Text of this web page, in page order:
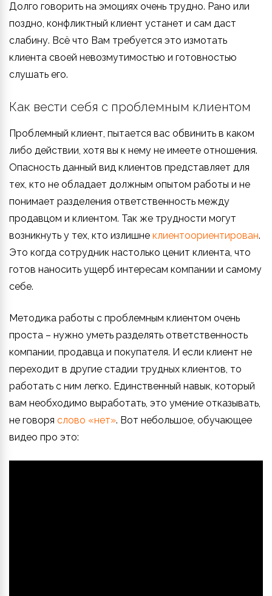
Долго говорить на эмоциях очень трудно. Рано или
поздно, конфликтный клиент устанет и сам даст
слабину. Всё что Вам требуется это измотать
клиента своей невозмутимостью и готовностью
слушать его.
Как вести себя с проблемным клиентом
Проблемный клиент, пытается вас обвинить в каком
либо действии, хотя вы к нему не имеете отношения.
Опасность данный вид клиентов представляет для
тех, кто не обладает должным опытом работы и не
понимает разделения ответственность между
продавцом и клиентом. Так же трудности могут
возникнуть у тех, кто излишне клиентоориентирован.
Это когда сотрудник настолько ценит клиента, что
готов наносить ущерб интересам компании и самому
себе.
Методика работы с проблемным клиентом очень
проста – нужно уметь разделять ответственность
компании, продавца и покупателя. И если клиент не
переходит в другие стадии трудных клиентов, то
работать с ним легко. Единственный навык, который
вам необходимо выработать, это умение отказывать,
не говоря слово «нет». Вот небольшое, обучающее
видео про это: